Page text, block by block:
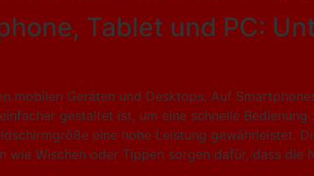
Tablet und PC:
mobilen Geräten und Desktops. Auf
gestaltet ist, um eine schnelle
eine hohe Leistung gewährleistet.
wie Wischen oder Tippen sorgen dafür, dass